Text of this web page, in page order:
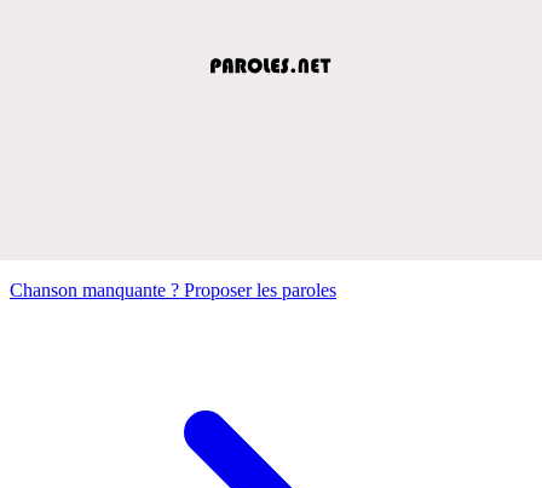
Chanson manquante ? Proposer les paroles